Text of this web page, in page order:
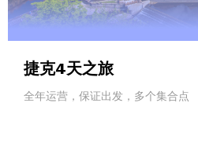
捷克4天之旅
全年运营，保证出发，多个集合点